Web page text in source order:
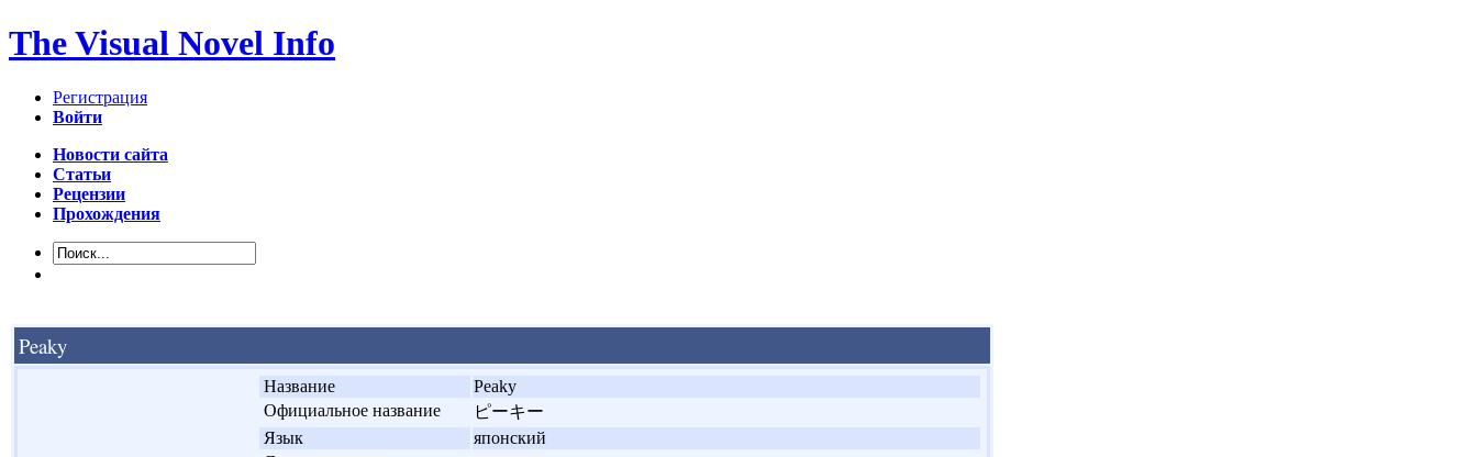
The Visual Novel Info
Регистрация
Войти
Новости сайта
Статьи
Рецензии
Прохождения
Peaky
Название
Peaky
Официальное название
ピーキー
Язык
японский